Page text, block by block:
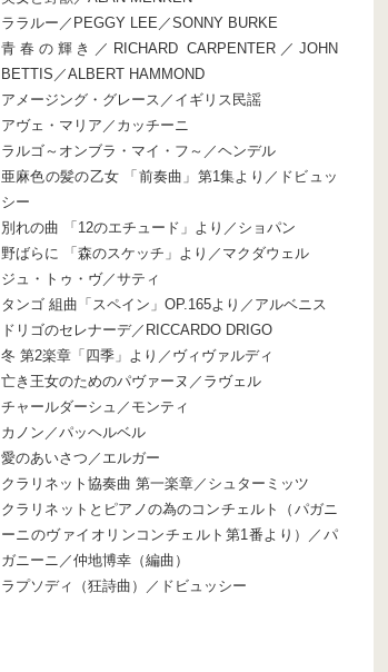
ララルー／PEGGY LEE／SONNY BURKE
青春の輝き／RICHARD CARPENTER／JOHN
BETTIS／ALBERT HAMMOND
アメージング・グレース／イギリス民謡
アヴェ・マリア／カッチーニ
ラルゴ～オンブラ・マイ・フ～／ヘンデル
亜麻色の髪の乙女 「前奏曲」第1集より／ドビュッ
シー
別れの曲 「12のエチュード」より／ショパン
野ばらに 「森のスケッチ」より／マクダウェル
ジュ・トゥ・ヴ／サティ
タンゴ 組曲「スペイン」OP.165より／アルベニス
ドリゴのセレナーデ／RICCARDO DRIGO
冬 第2楽章「四季」より／ヴィヴァルディ
亡き王女のためのパヴァーヌ／ラヴェル
チャールダーシュ／モンティ
カノン／パッヘルベル
愛のあいさつ／エルガー
クラリネット協奏曲 第一楽章／シュターミッツ
クラリネットとピアノの為のコンチェルト（パガニ
ーニのヴァイオリンコンチェルト第1番より）／パ
ガニーニ／仲地博幸（編曲）
ラプソディ（狂詩曲）／ドビュッシー